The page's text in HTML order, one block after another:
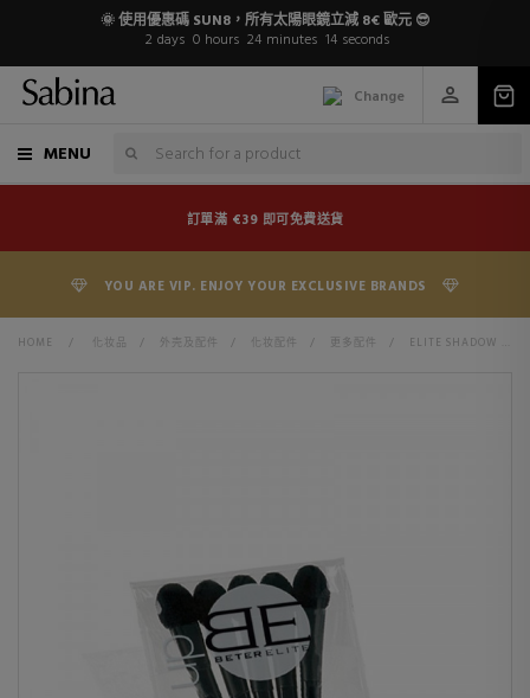
🌞 使用優惠碼 SUN8，所有太陽眼鏡立減 8€ 歐元 😎
2 days 0 hours 24 minutes 14 seconds
Change
MENU
訂單滿 €39 即可免費送貨
YOU ARE VIP. ENJOY YOUR EXCLUSIVE BRANDS
HOME > 化妆品 > 外壳及配件 > 化妆配件 > 更多配件 > ELITE SHADOW APPLICATORS 5 UNITS